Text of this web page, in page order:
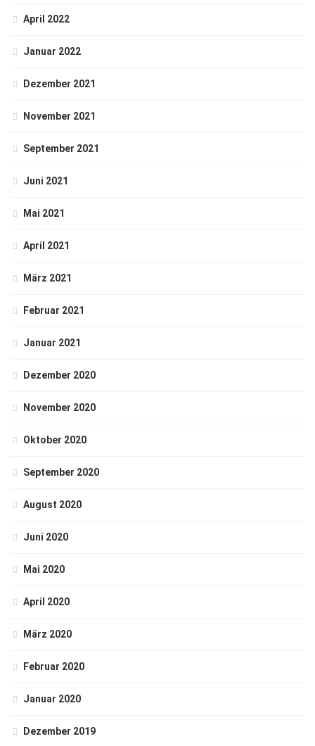
April 2022
Januar 2022
Dezember 2021
November 2021
September 2021
Juni 2021
Mai 2021
April 2021
März 2021
Februar 2021
Januar 2021
Dezember 2020
November 2020
Oktober 2020
September 2020
August 2020
Juni 2020
Mai 2020
April 2020
März 2020
Februar 2020
Januar 2020
Dezember 2019